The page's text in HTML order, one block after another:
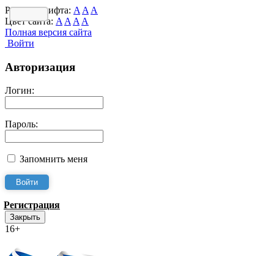
Размер шрифта: A A A
Цвет сайта: A A A A
Полная версия сайта
Войти
Авторизация
Логин:
Пароль:
Запомнить меня
Регистрация
Закрыть
16+